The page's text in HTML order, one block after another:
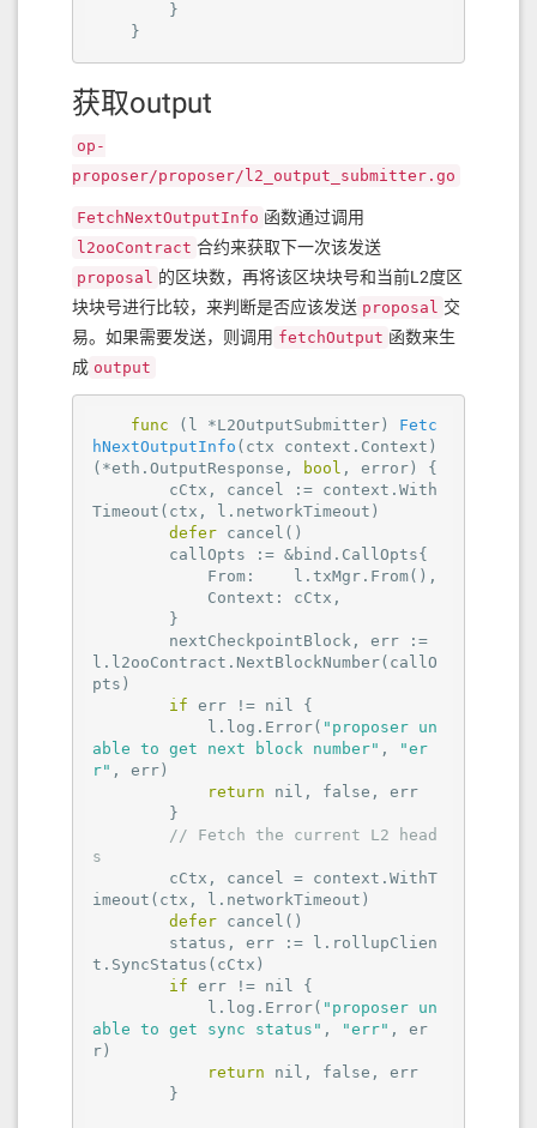
    }
获取output
op-
proposer/proposer/l2_output_submitter.go
FetchNextOutputInfo 函数通过调用
l2ooContract 合约来获取下一次该发送
proposal 的区块数，再将该区块块号和当前L2度区
块块号进行比较，来判断是否应该发送 proposal 交
易。如果需要发送，则调用 fetchOutput 函数来生
成 output
func (l *L2OutputSubmitter)
Fetc
hNextOutputInfo (ctx context.Context)
(*eth.OutputResponse,
bool , error)
{
Timeout(ctx, l.networkTimeout)
defer cancel()
l.l2ooContract.NextBlockNumber(callO
pts)
if err != nil
{
            l.log.Error(
"proposer un
able to get next block number" ,
"er
r" , err)
return
nil , false , err
// Fetch the current L2 head
s
imeout(ctx, l.networkTimeout)
defer cancel()
t.SyncStatus(cCtx)
if err != nil
{
            l.log.Error(
"proposer un
able to get sync status" , "err" , er
r)
return
nil , false , err